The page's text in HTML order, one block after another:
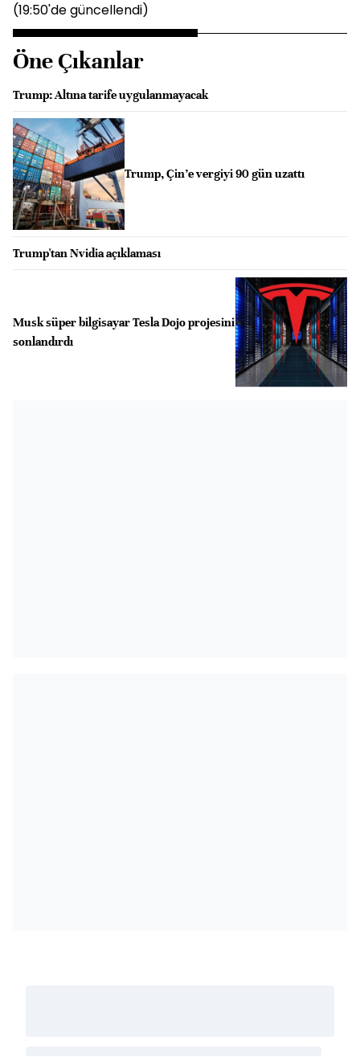
(19:50'de güncellendi)
Öne Çıkanlar
Trump: Altına tarife uygulanmayacak
Trump, Çin’e vergiyi 90 gün uzattı
Trump'tan Nvidia açıklaması
Musk süper bilgisayar Tesla Dojo projesini
sonlandırdı